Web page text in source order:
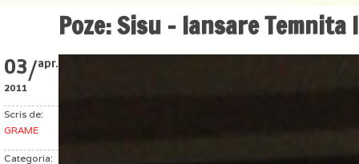
Poze: Sisu – lansare
03/apr.
2011
Scris de:
GRAME
Categoria: